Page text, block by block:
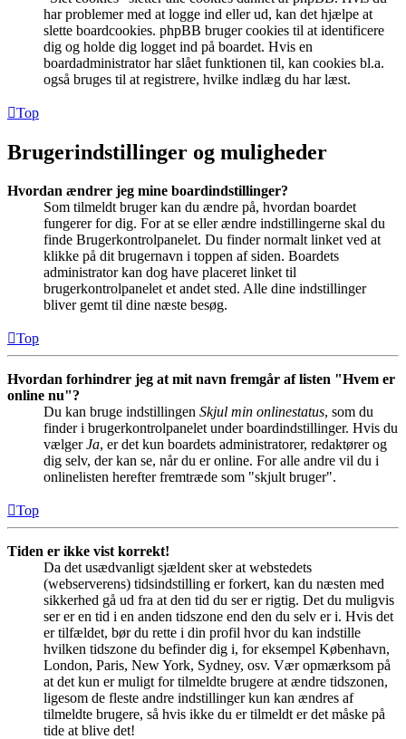
har problemer med at logge ind eller ud, kan det hjælpe at
slette boardcookies. phpBB bruger cookies til at identificere
dig og holde dig logget ind på boardet. Hvis en
boardadministrator har slået funktionen til, kan cookies bl.a.
også bruges til at registrere, hvilke indlæg du har læst.
Top
Brugerindstillinger og muligheder
Hvordan ændrer jeg mine boardindstillinger?
Som tilmeldt bruger kan du ændre på, hvordan boardet
fungerer for dig. For at se eller ændre indstillingerne skal du
finde Brugerkontrolpanelet. Du finder normalt linket ved at
klikke på dit brugernavn i toppen af siden. Boardets
administrator kan dog have placeret linket til
brugerkontrolpanelet et andet sted. Alle dine indstillinger
bliver gemt til dine næste besøg.
Top
Hvordan forhindrer jeg at mit navn fremgår af listen "Hvem er
online nu"?
Du kan bruge indstillingen Skjul min onlinestatus, som du
finder i brugerkontrolpanelet under boardindstillinger. Hvis du
vælgerJa, er det kun boardets administratorer, redaktører og
dig selv, der kan se, når du er online. For alle andre vil du i
onlinelisten herefter fremtræde som "skjult bruger".
Top
Tiden er ikke vist korrekt!
Da det usædvanligt sjældent sker at webstedets
(webserverens) tidsindstilling er forkert, kan du næsten med
sikkerhed gå ud fra at den tid du ser er rigtig. Det du muligvis
ser er en tid i en anden tidszone end den du selv er i. Hvis det
er tilfældet, bør du rette i din profil hvor du kan indstille
hvilken tidszone du befinder dig i, for eksempel København,
London, Paris, New York, Sydney, osv. Vær opmærksom på
at det kun er muligt for tilmeldte brugere at ændre tidszonen,
ligesom de fleste andre indstillinger kun kan ændres af
tilmeldte brugere, så hvis ikke du er tilmeldt er det måske på
tide at blive det!